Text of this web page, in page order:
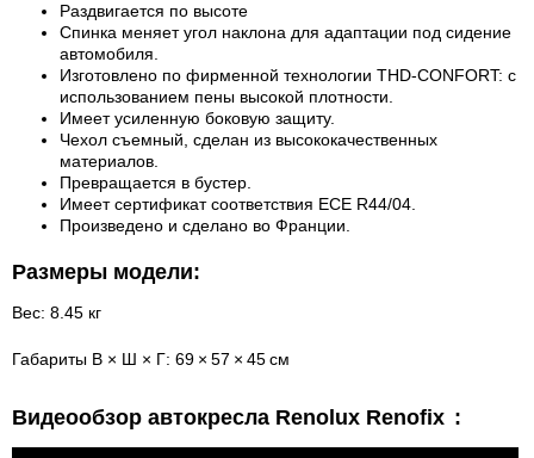
Раздвигается по высоте
Спинка меняет угол наклона для адаптации под сидение
автомобиля.
Изготовлено по фирменной технологии THD-CONFORT: с
использованием пены высокой плотности.
Имеет усиленную боковую защиту.
Чехол съемный, сделан из высококачественных
материалов.
Превращается в бустер.
Имеет сертификат соответствия ECE R44/04.
Произведено и сделано во Франции.
Размеры модели:
Вес: 8.45 кг
Габариты В × Ш × Г: 69 × 57 × 45 см
Видеообзор автокресла Renolux Renofix :